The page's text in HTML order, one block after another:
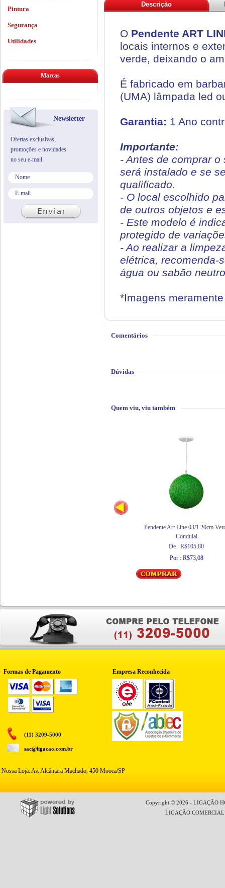
Descrição
O Pendente ART
locais internos e
verde, deixando o
É fabricado em
(UMA) lâmpada led
Garantia: 1 Ano
Importante:
- Antes de comprar
será instalado e se
qualificado.
- O local escolhido
de outros objetos e
- Este modelo é
protegido de
- Ao realizar a
elétrica, recomenda-
água ou sabão
*Imagens
Comentários
Dúvidas
Quem viu, viu também
Pendente Art Line 03/1 20cm
Condulai
De : R$105,80
Por : R$73,08
Pintura
Segurança
Utilidades
Marcas
Newsletter
Ofertas exclusivas,
promoções e novidades
no seu e-mail.
Formas de Pagamento Empresa Reconhecida
(11) 3209-5000
sac@ligacao.com.br
Nossa Loja: Av. Alcântara Machado, 450 Mooca/SP
Copyright © 2026 - LIGAÇÃO
LIGAÇÃO